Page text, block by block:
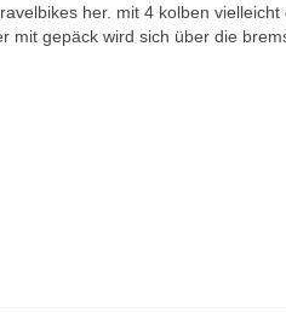
her. mit 4 kolben vielleicht
mit gepäck wird sich über die